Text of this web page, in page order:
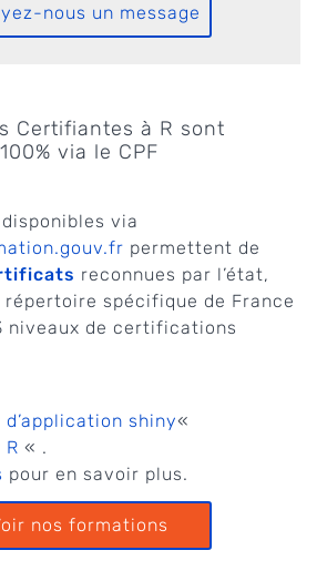
nous un message
Certifiantes à R sont
via le CPF
via
permettent de
reconnues par l’état,
spécifique de France
niveaux de certifications
shiny«
« .
pour en savoir plus.
nos formations